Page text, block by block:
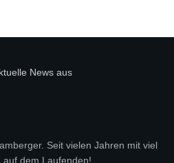
Seit vielen Jahren mit viel
auf dem Laufenden!